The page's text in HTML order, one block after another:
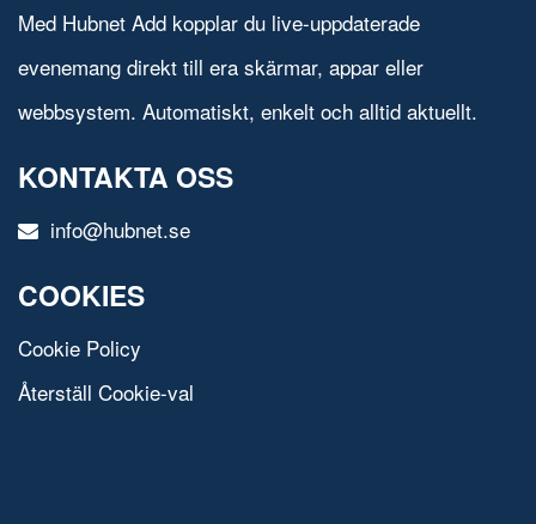
Med Hubnet Add kopplar du live-uppdaterade
evenemang direkt till era skärmar, appar eller
webbsystem. Automatiskt, enkelt och alltid aktuellt.
KONTAKTA OSS
info@hubnet.se
COOKIES
Cookie Policy
Återställ Cookie-val